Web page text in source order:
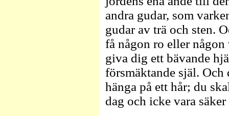
andra gudar, som
gudar av trä och sten.
få någon ro eller
giva dig ett bävande
försmäktande själ.
hänga på ett hår; du
dag och icke vara